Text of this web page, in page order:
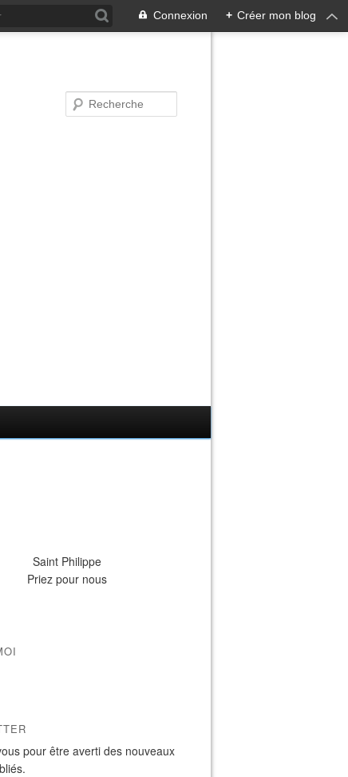
Connexion + Créer mon blog
Saint Philippe
Priez pour nous
pour être averti des nouveaux